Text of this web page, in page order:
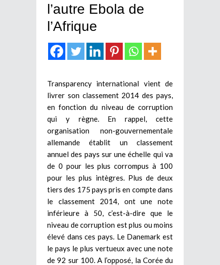
l’autre Ebola de
l’Afrique
Transparency international vient de
livrer son classement 2014 des pays,
en fonction du niveau de corruption
qui y règne. En rappel, cette
organisation non-gouvernementale
allemande établit un classement
annuel des pays sur une échelle qui va
de 0 pour les plus corrompus à 100
pour les plus intègres. Plus de deux
tiers des 175 pays pris en compte dans
le classement 2014, ont une note
inférieure à 50, c’est-à-dire que le
niveau de corruption est plus ou moins
élevé dans ces pays. Le Danemark est
le pays le plus vertueux avec une note
de 92 sur 100. A l’opposé, la Corée du